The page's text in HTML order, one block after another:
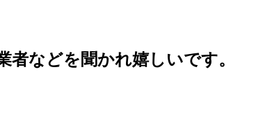
などを聞かれ嬉しいです。